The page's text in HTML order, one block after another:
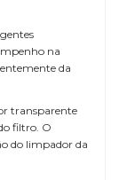
na
da
transparente
filtro. O
do limpador da